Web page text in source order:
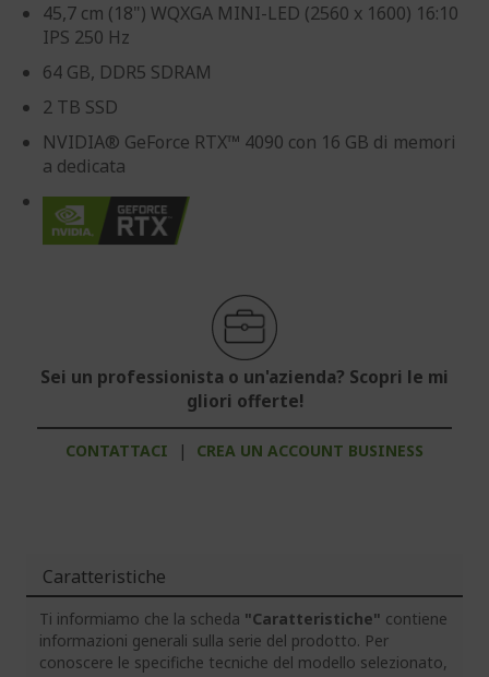
45,7 cm (18") WQXGA MINI-LED (2560 x 1600) 16:10
IPS 250 Hz
64 GB, DDR5 SDRAM
2 TB SSD
NVIDIA® GeForce RTX™ 4090 con 16 GB di memori
a dedicata
Sei un professionista o un'azienda? Scopri le mi
gliori offerte!
CONTATTACI | CREA UN ACCOUNT BUSINESS
Caratteristiche
Ti informiamo che la scheda "Caratteristiche" contiene
informazioni generali sulla serie del prodotto. Per
conoscere le specifiche tecniche del modello selezionato,